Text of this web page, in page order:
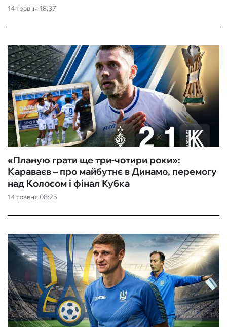
14 травня 18:37
14 травня 08:25
«Планую грати ще три-чотири роки»:
Караваєв – про майбутнє в Динамо, перемогу
над Колосом і фінал Кубка